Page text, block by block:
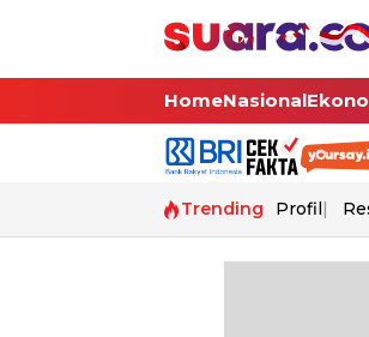
HomeNasional
Trending Profil